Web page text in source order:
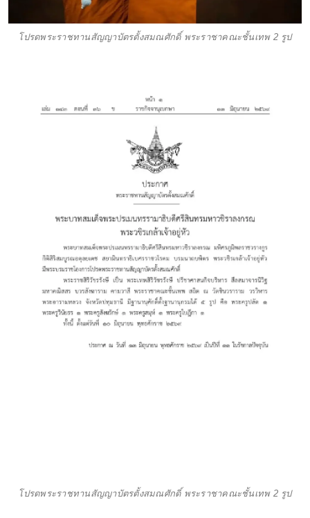
โปรดพระราชทานสัญญาบัตรตั้งสมณศักดิ์ พระราชาคณะชั้นเทพ 2 รูป
โปรดพระราชทานสัญญาบัตรตั้งสมณศักดิ์ พระราชาคณะชั้นเทพ 2 รูป